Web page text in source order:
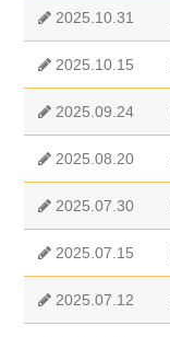
2025.10.31
2025.10.15
2025.09.24
2025.08.20
2025.07.30
2025.07.15
2025.07.12